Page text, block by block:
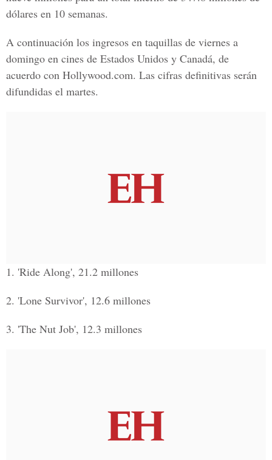
dólares en 10 semanas.
A continuación los ingresos en taquillas de viernes a
domingo en cines de Estados Unidos y Canadá, de
acuerdo con Hollywood.com. Las cifras definitivas serán
difundidas el martes.
1. 'Ride Along', 21.2 millones
2. 'Lone Survivor', 12.6 millones
3. 'The Nut Job', 12.3 millones